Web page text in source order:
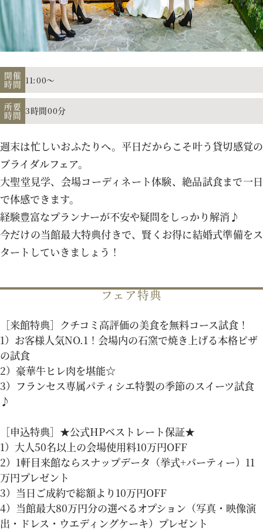
アクセス
よくあるご質問
お電話でのご予約・お問い合わせ
TEL.011-633-1111
平日 11:00-19:00、土日祝 10:00-19:00
プロポーズご検討の方はこちら
来店予約 オンライン相談
資料請求
開催
時間 11:00～
所要
時間 3時間00分
週末は忙しいおふたりへ。平日だからこそ叶う貸切感覚の
ブライダルフェア。
大聖堂見学、会場コーディネート体験、絶品試食まで一日
で体感できます。
経験豊富なプランナーが不安や疑問をしっかり解消♪
今だけの当館最大特典付きで、賢くお得に結婚式準備をス
タートしていきましょう！
フェア特典
［来館特典］クチコミ高評価の美食を無料コース試食！
1）お客様人気NO.1！会場内の石窯で焼き上げる本格ピザ
の試食
2）豪華牛ヒレ肉を堪能☆
3）フランセス専属パティシエ特製の季節のスイーツ試食
♪
［申込特典］★公式HPベストレート保証★
1）大人50名以上の会場使用料10万円OFF
2）1軒目来館ならスナップデータ（挙式+パーティー）11
万円プレゼント
3）当日ご成約で総額より10万円OFF
4）当館最大80万円分の選べるオプション（写真・映像演
出・ドレス・ウエディングケーキ）プレゼント